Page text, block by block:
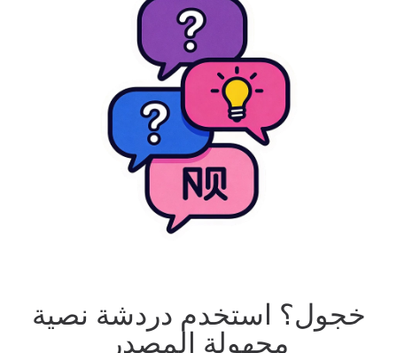
خجول؟ استخدم دردشة نصية
مجهولة المصدر